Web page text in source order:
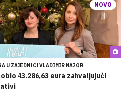
NOVO
U ZAJEDNICI VLADIMIR NAZOR
43.286,63 eura zahvaljujući